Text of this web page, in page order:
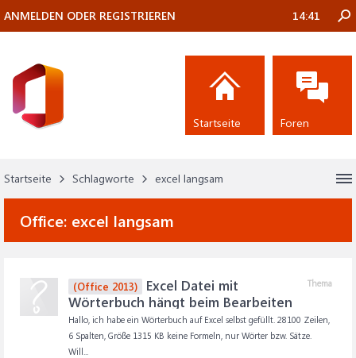
Startseite Schlagworte excel langsam
Office: excel langsam
Thema
(Office 2013)
Excel Datei mit
Wörterbuch hängt beim Bearbeiten
Hallo, ich habe ein Wörterbuch auf Excel selbst gefüllt. 28100 Zeilen,
6 Spalten, Größe 1315 KB keine Formeln, nur Wörter bzw. Sätze.
Will...
ANMELDEN ODER REGISTRIEREN 14:41
Startseite Foren